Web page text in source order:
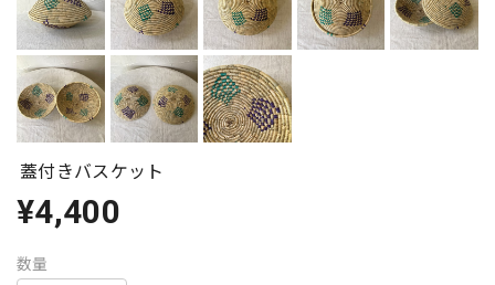
蓋付きバスケット
¥4,400
数量